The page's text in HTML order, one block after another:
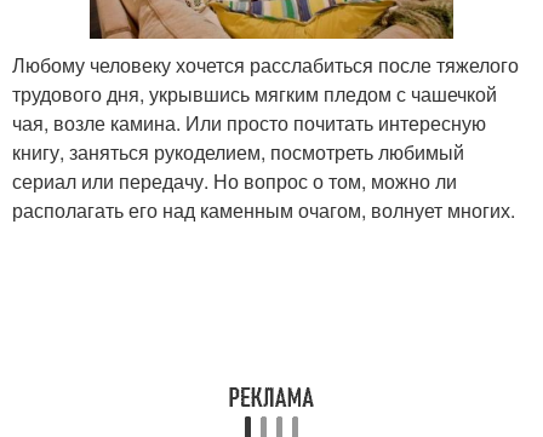
Любому человеку хочется расслабиться после тяжелого
трудового дня, укрывшись мягким пледом с чашечкой
чая, возле камина. Или просто почитать интересную
книгу, заняться рукоделием, посмотреть любимый
сериал или передачу. Но вопрос о том, можно ли
располагать его над каменным очагом, волнует многих.